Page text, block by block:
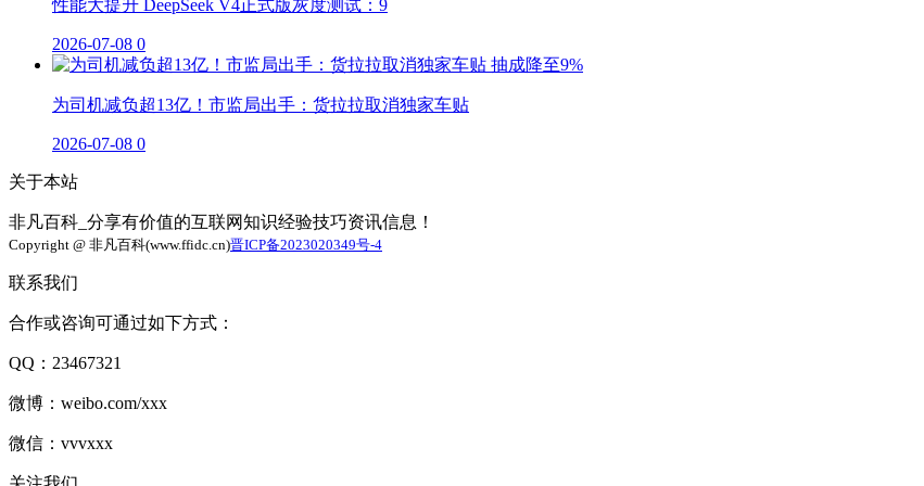
性能大提升 DeepSeek V4正式版灰度测试：9
2026-07-08 0
为司机减负超13亿！市监局出手：货拉拉取消独家车贴
2026-07-08 0
关于本站
非凡百科_分享有价值的互联网知识经验技巧资讯信息！
Copyright @ 非凡百科(www.ffidc.cn)晋ICP备2023020349号-4
联系我们
合作或咨询可通过如下方式：
QQ：23467321
微博：weibo.com/xxx
微信：vvvxxx